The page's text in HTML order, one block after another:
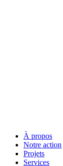
À propos
Notre action
Projets
Services